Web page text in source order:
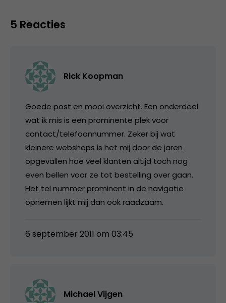
5 Reacties
Rick Koopman
Goede post en mooi overzicht. Een onderdeel
wat ik mis is een prominente plek voor
contact/telefoonnummer. Zeker bij wat
kleinere webshops is het mij door de jaren
opgevallen hoe veel klanten altijd toch nog
even bellen voor ze tot bestelling over gaan.
Het tel nummer prominent in de navigatie
opnemen lijkt mij dan ook raadzaam.
6 september 2011 om 03:45
Michael Vijgen